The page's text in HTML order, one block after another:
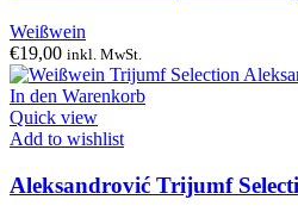
Weißwein
€19,00 inkl. MwSt.
In den Warenkorb
Quick view
Add to wishlist
Aleksandrović Trijumf